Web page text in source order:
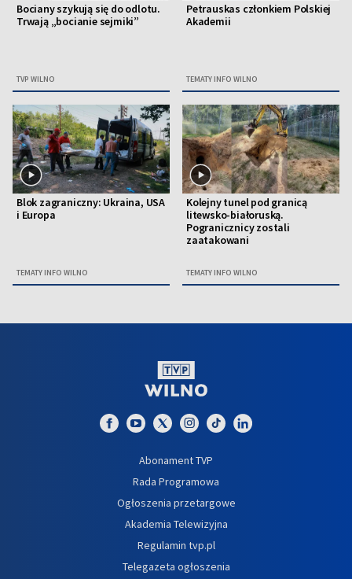
Bociany szykują się do odlotu.
Trwają „bocianie sejmiki”
TVP WILNO
Petrauskas członkiem Polskiej
Akademii
TEMATY INFO WILNO
Blok zagraniczny: Ukraina, USA
i Europa
TEMATY INFO WILNO
Kolejny tunel pod granicą
litewsko-białoruską.
Pogranicznicy zostali
zaatakowani
TEMATY INFO WILNO
Abonament TVP
Rada Programowa
Ogłoszenia przetargowe
Akademia Telewizyjna
Regulamin tvp.pl
Telegazeta ogłoszenia